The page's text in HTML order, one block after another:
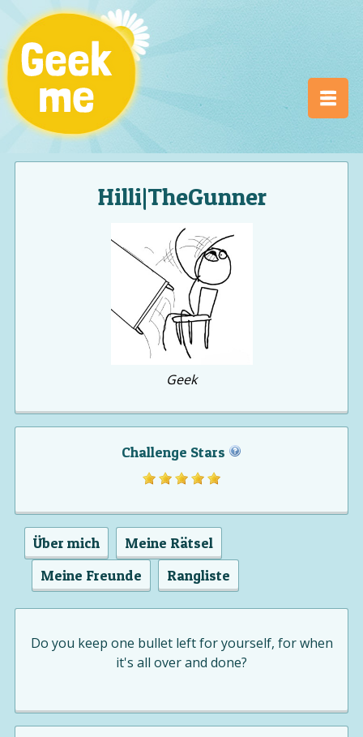
Hilli|TheGunner
Geek
Challenge Stars
Über mich
Meine Rätsel
Meine Freunde
Rangliste
Do you keep one bullet left for yourself, for when
it's all over and done?